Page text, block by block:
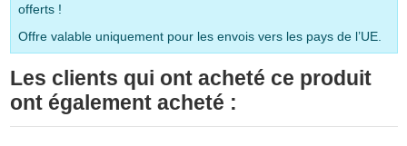
offerts !
Offre valable uniquement pour les envois vers les pays de l’UE.
Les clients qui ont acheté ce produit
ont également acheté :